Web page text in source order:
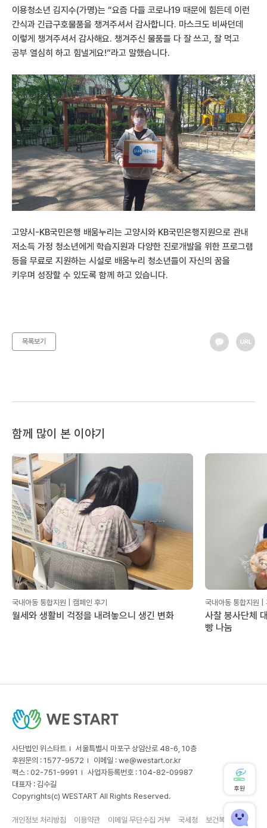
이용청소년 김지수(가명)는 “요즘 다들 코로나19 때문에 힘든데 이런
간식과 긴급구호물품을 챙겨주셔서 감사합니다. 마스크도 비싸던데
이렇게 챙겨주셔서 감사해요. 챙겨주신 물품들 다 잘 쓰고, 잘 먹고
공부 열심히 하고 힘낼게요!”라고 말했습니다.
고양시-KB국민은행 배움누리는 고양시와 KB국민은행지원으로 관내
저소득 가정 청소년에게 학습지원과 다양한 진로개발을 위한 프로그램
등을 무료로 지원하는 시설로 배움누리 청소년들이 자신의 꿈을
키우며 성장할 수 있도록 함께 하고 있습니다.
목록보기
함께 많이 본 이야기
국내아동 통합지원 | 캠페인 후기
월세와 생활비 걱정을 내려놓으니 생긴 변화
국내아동 통합지원 |
사찰 봉사단체
빵 나눔
사단법인 위스타트
서울특별시 마포구 상암산로 48-6, 10층
후원문의 : 1577-9572
이메일 : we@westart.or.kr
팩스 : 02-751-9991
사업자등록번호 : 104-82-09987
대표자 : 김수길
Copyrights(c) WESTART All Rights Reserved.
개인정보 처리방침 이용약관 이메일 무단수집 거부 국세청 보건복지부
후원